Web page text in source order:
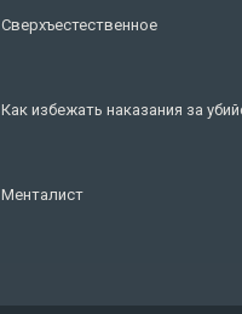
Сверхъестественное
Как избежать наказания за
Менталист